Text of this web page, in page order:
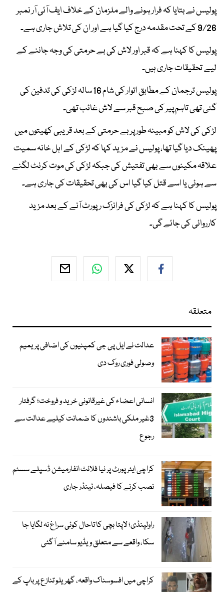
پولیس نے بتایا کہ فرار ہونے والے ملزمان کے خلاف ایف آئی آر نمبر
9/26 کے تحت مقدمہ درج کیا گیا ہے اور ان کی تلاش جاری ہے۔
پولیس کا کہنا ہے کہ قبر اور لاش کی بے حرمتی کی وجہ جاننے کے
لیے تحقیقات جاری ہیں۔
پولیس ترجمان کے مطابق اتوار کی شام 16 سالہ لڑکی کی تدفین کی
گئی تھی تاہم پیر کی صبح قبر سے لاش غائب تھی۔
لڑکی کی لاش کو مبینہ طور پر بے حرمتی کے بعد قریبی کھیتوں میں
پھینک دیا گیا تھا، پولیس نے مزید کہا کہ لڑکی کے اہل خانہ سمیت
علاقہ مکینوں سے بھی تفتیش کی جبکہ لڑکی کی موت کرنٹ لگنے
سے ہوئی یا اسے قتل کیا گیا اس کی بھی تحقیقات کی جاری ہے۔
پولیس کا کہنا ہے کہ لڑکی کی فرانزک رپورٹ آنے کے بعد مزید
کارروائی کی جائے گی۔
متعلقہ
عدالت نے ایل پی جی کمپنیوں کی اضافی پریمیم
وصولی فوری روک دی
انسانی اعضاء کی غیرقانونی خرید و فروخت؛ گرفتار
3غیر ملکی باشندوں کا ضمانت کیلیے عدالت سے
رجوع
کراچی ایئرپورٹ پر نیا فلائٹ انفارمیشن ڈسپلے سسٹم
نصب کرنے کا فیصلہ، ٹینڈر جاری
راولپنڈی؛ لاپتا بچی کا تاحال کوئی سراغ نہ لگایا جا
سکا، واقعے سے متعلق ویڈیو سامنے آگئی
کراچی میں افسوسناک واقعہ، گھریلو تنازع پر باپ کے